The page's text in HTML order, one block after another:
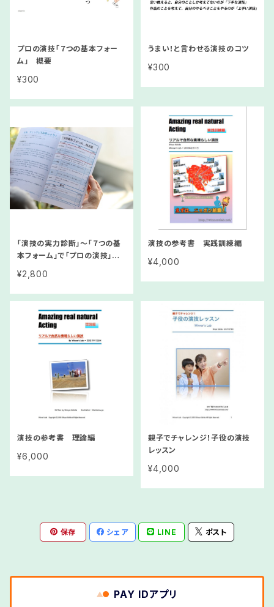
プロの演技「７つの基本フォー
ム」 概要
¥300
うまい！と言わせる演技のコツ
¥300
「演技の実力診断」〜「７つの基
本フォーム」で「プロの演技」を
¥2,800
演技の参考書 実践訓練編
¥4,000
演技の参考書 理論編
¥6,000
親子でチャレンジ！子役の演技
レッスン
¥4,000
保存 シェア LINE ポスト
PAY IDアプリ